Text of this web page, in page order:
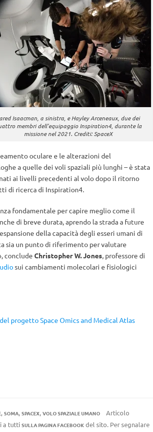
Isaacman, a sinistra, e Hayley Arceneaux, due dei
membri dell’equipaggio Inspiration4, durante la
missione nel 2021. Crediti: SpaceX
oculare e le alterazioni del
a quelle dei voli spaziali più lunghi – è stata
ai livelli precedenti al volo dopo il ritorno
di ricerca di Inspiration4.
fondamentale per capire meglio come il
di breve durata, aprendo la strada a future
della capacità degli esseri umani di
sia un punto di riferimento per valutare
conclude Christopher W. Jones, professore di
sui cambiamenti molecolari e fisiologici
progetto Space Omics and Medical Atlas
, SOMA, SPACEX, VOLO SPAZIALE UMANO
Articolo
a tuttiSULLA PAGINA FACEBOOKdel sito. Per segnalare